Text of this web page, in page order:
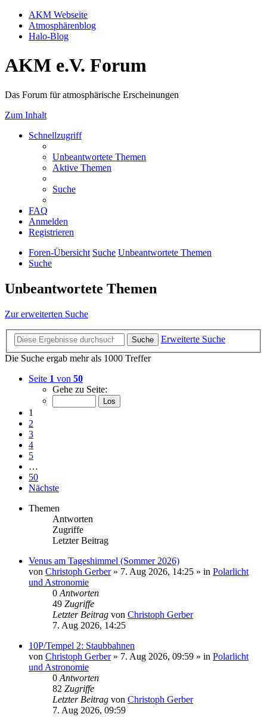
AKM Webseite
Atmosphärenblog
Halo-Blog
AKM e.V. Forum
Das Forum für atmosphärische Erscheinungen
Zum Inhalt
Schnellzugriff
Unbeantwortete Themen
Aktive Themen
Suche
FAQ
Anmelden
Registrieren
Foren-Übersicht Suche Unbeantwortete Themen
Suche
Unbeantwortete Themen
Zur erweiterten Suche
Suche
Erweiterte Suche
Die Suche ergab mehr als 1000 Treffer
Seite 1 von 50
Gehe zu Seite:
1
2
3
4
5
…
50
Nächste
Themen
Antworten
Zugriffe
Letzter Beitrag
Venus am Tageshimmel (Sommer 2026)
von Christoph Gerber» 7. Aug 2026, 14:25 » in Polarlicht
und Astronomie
0 Antworten
49 Zugriffe
Letzter Beitrag von Christoph Gerber
7. Aug 2026, 14:25
10P/Tempel 2: Staubbahnen
von Christoph Gerber» 7. Aug 2026, 09:59 » in Polarlicht
und Astronomie
0 Antworten
82 Zugriffe
Letzter Beitrag von Christoph Gerber
7. Aug 2026, 09:59